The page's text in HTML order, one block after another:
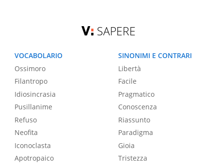
SAPERE
VOCABOLARIO
Ossimoro
Filantropo
Idiosincrasia
Pusillanime
Refuso
Neofita
Iconoclasta
Apotropaico
SINONIMI E CONTRARI
Libertà
Facile
Pragmatico
Conoscenza
Riassunto
Paradigma
Gioia
Tristezza